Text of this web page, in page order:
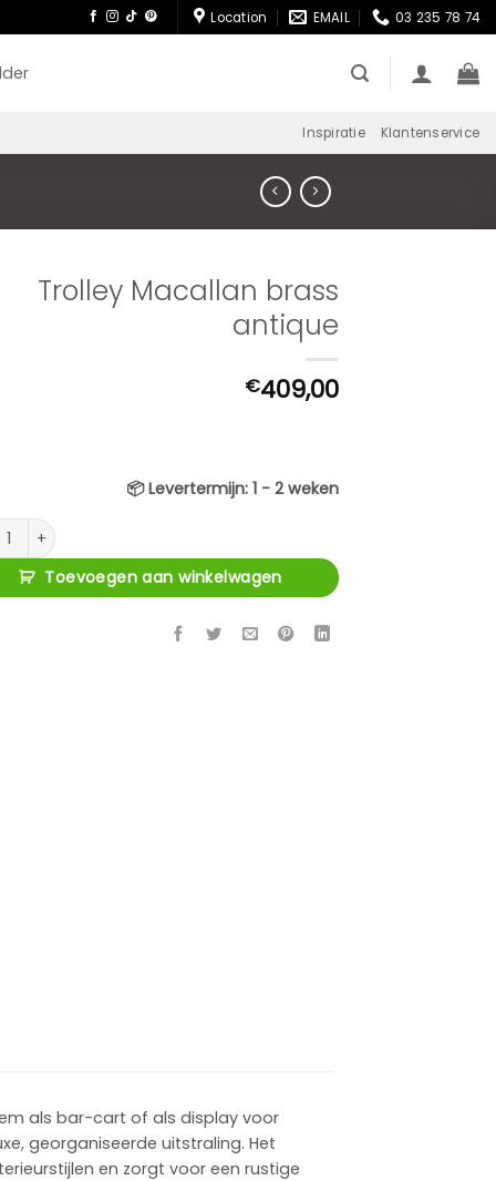
Location EMAIL 03 235 78 74
Inspiratie Klantenservice
Trolley Macallan brass
antique
€409,00
📦Levertermijn: 1 - 2 weken
Macallan brass antique aantal
Toevoegen aan winkelwagen
als bar-cart of als display voor
georganiseerde uitstraling. Het
en zorgt voor een rustige